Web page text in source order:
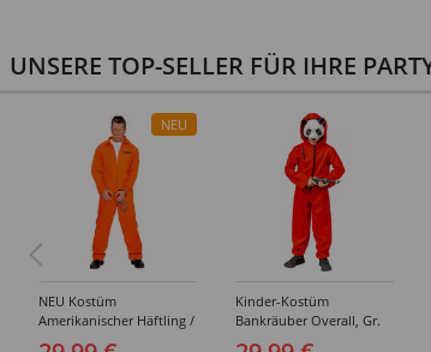
UNSERE TOP-SELLER FÜR IHRE
NEU
NEU Kostüm
Amerikanischer Häftling /
Sträfling, Overall, Orange
Kinder-Kostüm
Bankräuber Overall, Gr.
152-164